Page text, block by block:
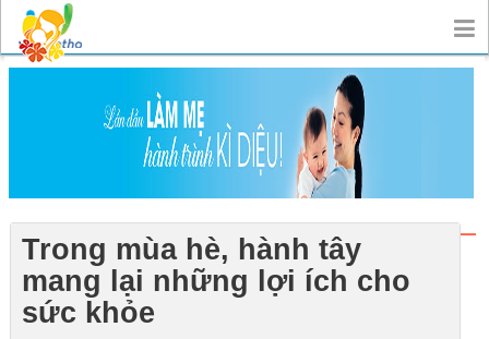
Trong mùa hè, hành tây
mang lại những lợi ích cho
sức khỏe